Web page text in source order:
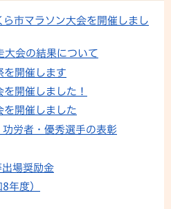
市マラソン大会を開催しまし
大会の結果について
を開催します
開催しました！
を開催しました
労者・優秀選手の表彰
場奨励金
年度）